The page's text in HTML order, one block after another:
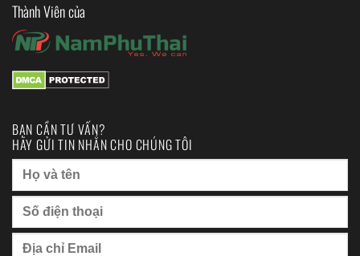
Thành Viên của
BẠN CẦN TƯ VẤN?
HÃY GỬI TIN NHẮN CHO CHÚNG TÔI